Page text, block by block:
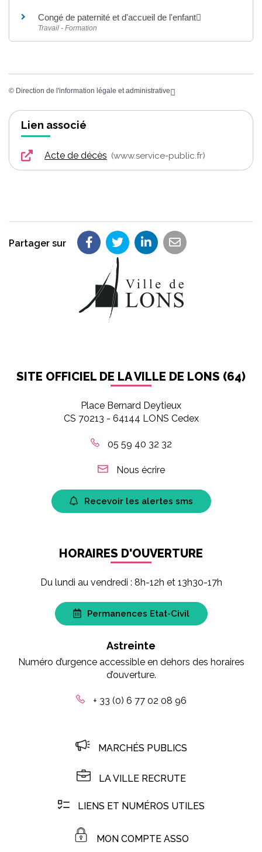
Congé de paternité et d'accueil de l'enfant
Travail - Formation
© Direction de l'information légale et administrative
Lien associé
Acte de décès www.service-public.fr
Partager sur Partager sur Facebook
Partager sur Twitter
Partager sur LinkedIn
Partager par
SITE OFFICIEL DE LA VILLE DE LONS (64)
Place Bernard Deytieux
CS 70213 - 64144 LONS Cedex
05 59 40 32 32
Nous écrire
Recevoir les alertes sms
HORAIRES D'OUVERTURE
Du lundi au vendredi : 8h-12h et 13h30-17h
Permanences Etat-Civil
Astreinte
Numéro d’urgence accessible en dehors des horaires
d’ouverture.
+ 33 (0) 6 77 02 08 96
MARCHÉS PUBLICS
LA VILLE RECRUTE
LIENS ET NUMÉROS UTILES
MON COMPTE ASSO